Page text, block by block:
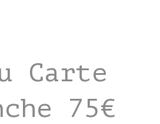
Carte
75€